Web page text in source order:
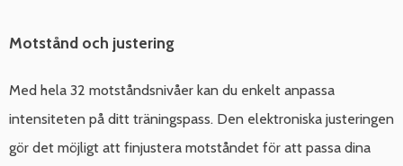
Motstånd och justering
Med hela 32 motståndsnivåer kan du enkelt anpassa
intensiteten på ditt träningspass. Den elektroniska justeringen
gör det möjligt att finjustera motståndet för att passa dina